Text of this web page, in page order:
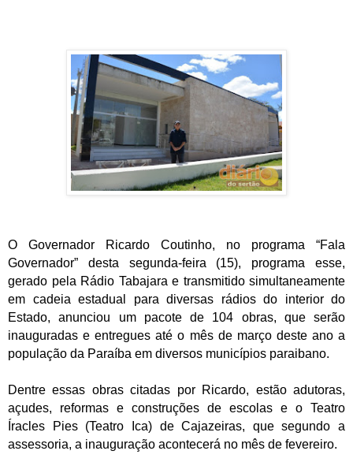
O Governador Ricardo Coutinho, no programa “Fala
Governador” desta segunda-feira (15), programa esse,
gerado pela Rádio Tabajara e transmitido simultaneamente
em cadeia estadual para diversas rádios do interior do
Estado, anunciou um pacote de 104 obras, que serão
inauguradas e entregues até o mês de março deste ano a
população da Paraíba em diversos municípios paraibano.
Dentre essas obras citadas por Ricardo, estão adutoras,
açudes, reformas e construções de escolas e o Teatro
Íracles Pies (Teatro Ica) de Cajazeiras, que segundo a
assessoria, a inauguração acontecerá no mês de fevereiro.